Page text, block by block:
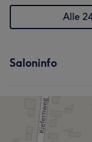
Alle
Saloninfo